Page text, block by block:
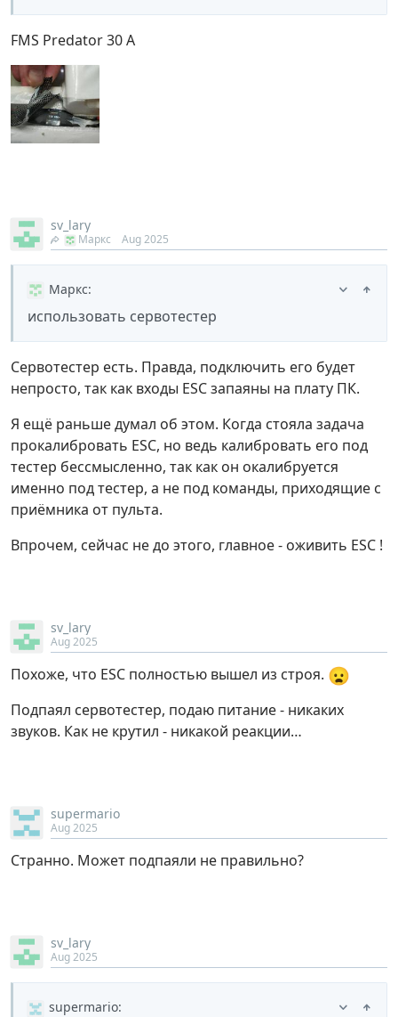
FMS Predator 30 A
sv_lary
Маркс Aug 2025
Маркс:
использовать сервотестер
Сервотестер есть. Правда, подключить его будет
непросто, так как входы ESC запаяны на плату ПК.
Я ещё раньше думал об этом. Когда стояла задача
прокалибровать ESC, но ведь калибровать его под
тестер бессмысленно, так как он окалибруется
именно под тестер, а не под команды, приходящие с
приёмника от пульта.
Впрочем, сейчас не до этого, главное - оживить ESC !
sv_lary
Aug 2025
Похоже, что ESC полностью вышел из строя. 😦
Подпаял сервотестер, подаю питание - никаких
звуков. Как не крутил - никакой реакции…
supermario
Aug 2025
Странно. Может подпаяли не правильно?
sv_lary
Aug 2025
supermario: